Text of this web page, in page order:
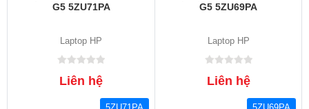
G5 5ZU71PA
Laptop HP
Liên hệ
G5 5ZU69PA
Laptop HP
Liên hệ